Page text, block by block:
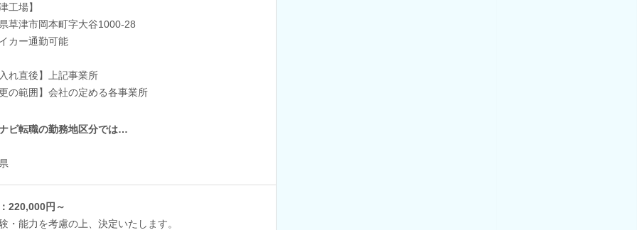
工場】
草津市岡本町字大谷1000-28
カー通勤可能
れ直後】上記事業所
の範囲】会社の定める各事業所
ビ転職の勤務地区分では…
220,000円～
・能力を考慮の上、決定いたします。